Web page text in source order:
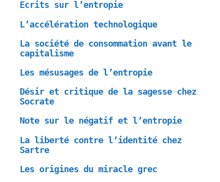
Ecrits sur l’entropie
L’accélération technologique
La société de consommation avant le
capitalisme
Les mésusages de l’entropie
Désir et critique de la sagesse chez
Socrate
Note sur le négatif et l’entropie
La liberté contre l’identité chez
Sartre
Les origines du miracle grec